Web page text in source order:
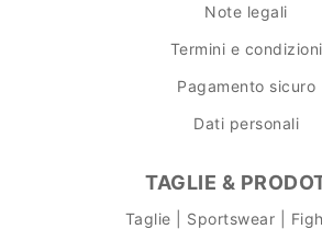
Note legali
Termini e condizioni
Pagamento sicuro
Dati personali
TAGLIE &
Taglie | Sportswear |